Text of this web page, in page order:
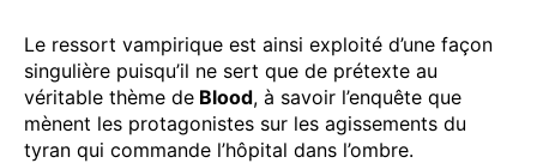
Le ressort vampirique est ainsi exploité d’une façon
singulière puisqu’il ne sert que de prétexte au
véritable thème de Blood, à savoir l’enquête que
mènent les protagonistes sur les agissements du
tyran qui commande l’hôpital dans l’ombre.